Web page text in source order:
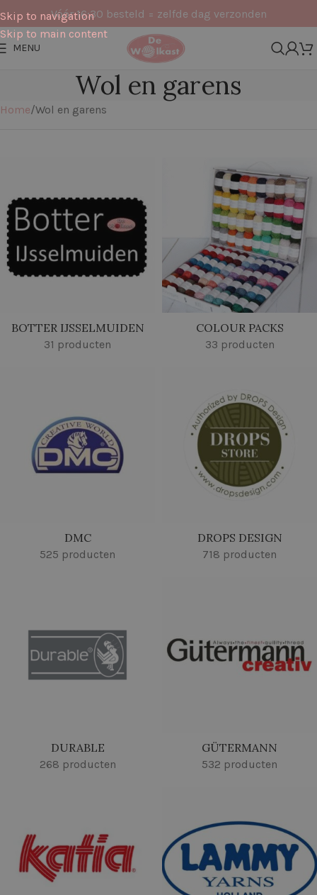
Skip to navigation
Skip to main content
Vóór 16:30 besteld = zelfde dag verzonden
MENU
Wol en garens
Home Wol en garens
BOTTER IJSSELMUIDEN
31 producten
COLOUR PACKS
33 producten
DMC
525 producten
DROPS DESIGN
718 producten
DURABLE
268 producten
GÜTERMANN
532 producten